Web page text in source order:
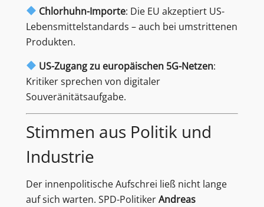
Chlorhuhn-Importe: Die EU akzeptiert US-
Lebensmittelstandards – auch bei umstrittenen
Produkten.
US-Zugang zu europäischen 5G-Netzen:
Kritiker sprechen von digitaler
Souveränitätsaufgabe.
Stimmen aus Politik und
Industrie
Der innenpolitische Aufschrei ließ nicht lange
auf sich warten. SPD-PolitikerAndreas